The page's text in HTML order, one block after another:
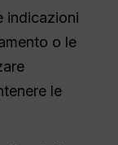
indicazioni
o le
le